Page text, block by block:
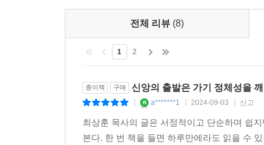
말씀에 정렬해 나가는 것이다. DNA라는 단순한
하고 정렬하는 것을 반복할 때 내 안에 있는 하나
전체 리뷰 (8)
1 2
종이책 구매 신앙의 출발은 가기 정체성을
a*******1 2024-09-03 신고
최상훈 목사의 글은 서정적이고 단순하며 쉽
본다. 한 번 책을 들면 하루만에라도 읽을 수